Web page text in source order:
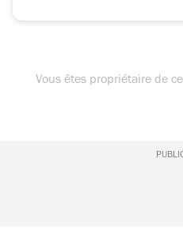
Vous êtes propriétaire de